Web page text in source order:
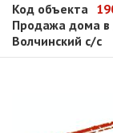
Код объекта
Продажа дома в
Волчинский с/с